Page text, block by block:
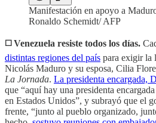
Manifestación en apoyo a
Ronaldo Schemidt/ AFP
◻️ Venezuela resiste todos los días.
distintas regiones del país para exigir la
Nicolás Maduro y su esposa, Cilia
La Jornada. La presidenta encargada,
que “aquí hay una presidenta
en Estados Unidos”, y subrayó que el
frente, “junto al pueblo organizado,